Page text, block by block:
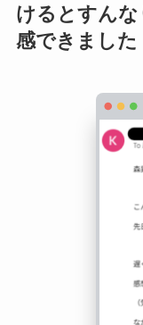
けるとすん
感できました